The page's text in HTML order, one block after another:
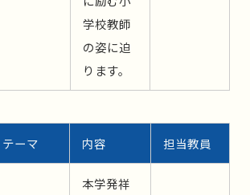
学校教師
の姿に迫
ります。
テーマ 内容 担当教員
本学発祥